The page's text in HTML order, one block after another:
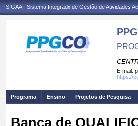
SIGAA - Sistema Integrado de Gestão de Atividades
E-mail:
https://
Programa Ensino Projetos de Pesquisa
Banca de